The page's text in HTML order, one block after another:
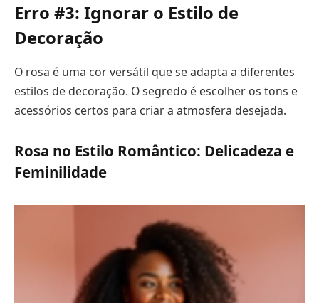
Erro #3: Ignorar o Estilo de
Decoração
O rosa é uma cor versátil que se adapta a diferentes
estilos de decoração. O segredo é escolher os tons e
acessórios certos para criar a atmosfera desejada.
Rosa no Estilo Romântico: Delicadeza e
Feminilidade